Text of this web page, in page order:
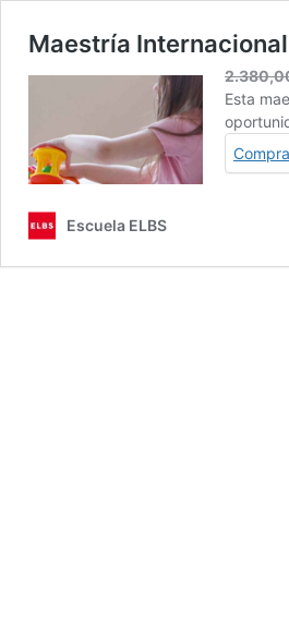
Maestría
Esta
Escuela ELBS